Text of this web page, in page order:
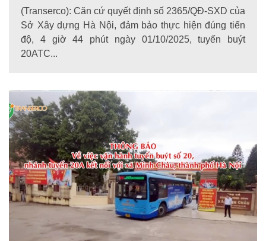
(Transerco): Căn cứ quyết định số 2365/QĐ-SXD của
Sở Xây dựng Hà Nội, đảm bảo thực hiện đúng tiến
độ, 4 giờ 44 phút ngày 01/10/2025, tuyến buýt
20ATC...